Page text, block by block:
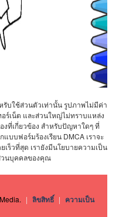
บใช้ส่วนตัวเท่านั้น รูปภาพไม่มีค่า
ร์เน็ต และส่วนใหญ่ไม่ทราบแหล่ง
ที่เกี่ยวข้อง สำหรับปัญหาใดๆ ที่
บบฟอร์มร้องเรียน DMCA เราจะ
ร็วที่สุด เรายังมีนโยบายความเป็น
วนบุคคลของคุณ
| ลิขสิทธิ์ | ความเป็น